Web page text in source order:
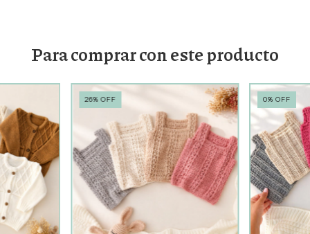
Para comprar con este producto
26%OFF 0%OFF